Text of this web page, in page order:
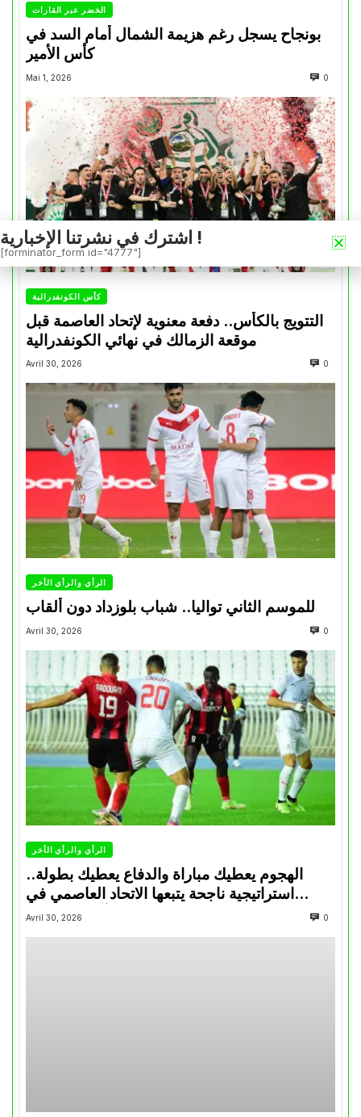
الخضر عبر القارات
بونجاح يسجل رغم هزيمة الشمال أمام السد في
كأس الأمير
Mai 1, 2026 0
كأس الكونفدرالية
التتويج بالكأس.. دفعة معنوية لإتحاد العاصمة قبل
موقعة الزمالك في نهائي الكونفدرالية
Avril 30, 2026 0
الرأي والرأي الأخر
للموسم الثاني تواليا.. شباب بلوزداد دون ألقاب
Avril 30, 2026 0
الرأي والرأي الأخر
الهجوم يعطيك مباراة والدفاع يعطيك بطولة..
استراتيجية ناجحة يتبعها الاتحاد العاصمي في
تتويجاته آخر السنوات
Avril 30, 2026 0
اشترك في نشرتنا الإخبارية !
[forminator_form id="4777"]